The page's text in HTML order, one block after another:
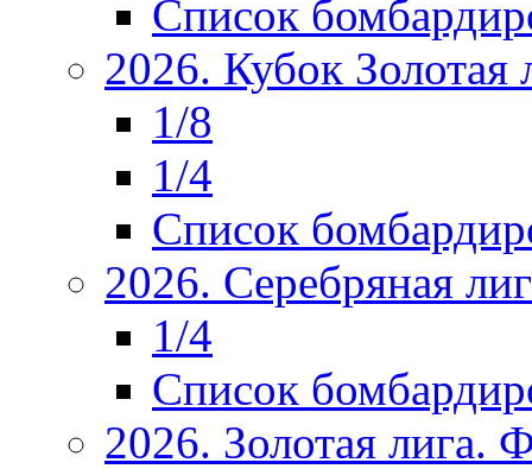
Список
2026. Кубок Золотая
1/8
1/4
Список
2026. Серебряная
1/4
Список
2026. Золотая